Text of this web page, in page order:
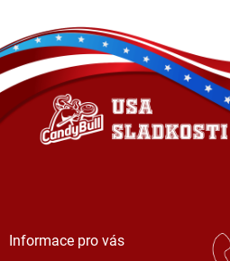
d
a
c
p
r
á
p
a
í
Informace pro vás